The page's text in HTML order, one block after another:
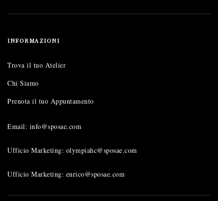
INFORMAZIONI
Trova il tuo Atelier
Chi Siamo
Prenota il tuo Appuntamento
Email: info@sposae.com
Ufficio Marketing: olympiahc@sposae.com
Ufficio Marketing: enrico@sposae.com